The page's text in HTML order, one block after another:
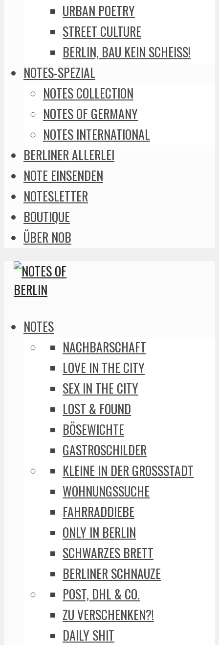
URBAN POETRY
STREET CULTURE
BERLIN, BAU KEIN SCHEISS!
NOTES-SPEZIAL
NOTES COLLECTION
NOTES OF GERMANY
NOTES INTERNATIONAL
BERLINER ALLERLEI
NOTE EINSENDEN
NOTESLETTER
BOUTIQUE
ÜBER NOB
NOTES
NACHBARSCHAFT
LOVE IN THE CITY
SEX IN THE CITY
LOST & FOUND
BÖSEWICHTE
GASTROSCHILDER
KLEINE IN DER GROSSSTADT
WOHNUNGSSUCHE
FAHRRADDIEBE
ONLY IN BERLIN
SCHWARZES BRETT
BERLINER SCHNAUZE
POST, DHL & CO.
ZU VERSCHENKEN?!
DAILY SHIT